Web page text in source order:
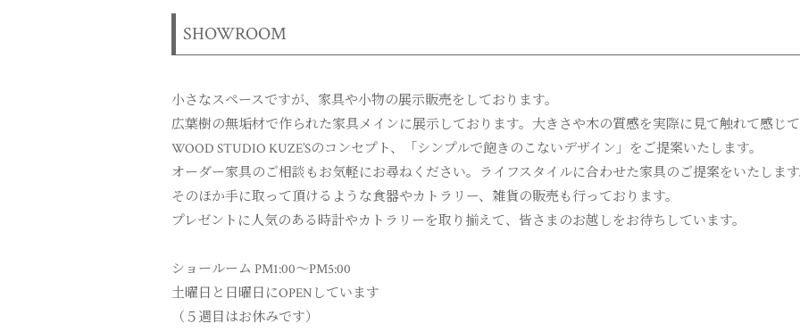
SHOWROOM
小さなスペースですが、家具や小物の展示販売をしております。
広葉樹の無垢材で作られた家具メインに展示しております。大きさや木の質感を実際に見て触れて感じ
WOOD STUDIO KUZE’Sのコンセプト、「シンプルで飽きのこないデザイン」をご提案いたします。
オーダー家具のご相談もお気軽にお尋ねください。ライフスタイルに合わせた家具のご提案をいたしま
そのほか手に取って頂けるような食器やカトラリー、雑貨の販売も行っております。
プレゼントに人気のある時計やカトラリーを取り揃えて、皆さまのお越しをお待ちしています。
ショールーム PM1:00〜PM5:00
土曜日と日曜日にOPENしています
（５週目はお休みです）